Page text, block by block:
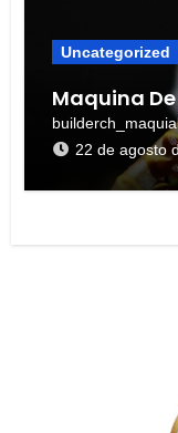
Uncategorized
Maquina
22 de agosto